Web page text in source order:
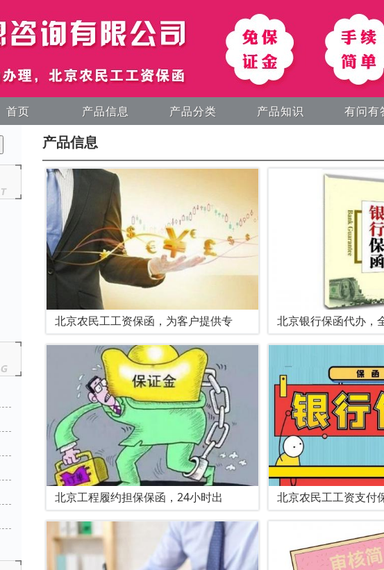
首页 产品信息 产品分类 产品知识 有问有
产品信息
北京农民工工资保函，为客户提供专 北京银行保函代办，
北京工程履约担保保函，24小时出 北京农民工工资支付